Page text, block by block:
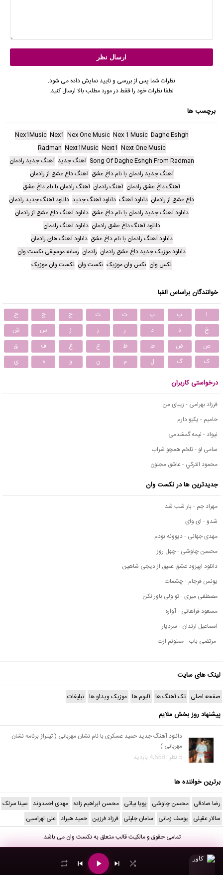
نظرات شما پس از بررسی و تایید نمایش داده می شود.
لطفا نظرات خود را فقط در مورد مطلب بالا ارسال کنید.
برچسب ها
Daghe Eshgh
Nex 1 Music
Nex One Music
Nex1
Nex1Music
Next One Music
Next1
Next1Music
Radman
Song Of Daghe Eshgh From Radman آهنگ جدید آهنگ جدید رادمان
آهنگ جدید رادمان با نام داغ عشق آهنگ داغ عشق از رادمان
آهنگ داغ عشق رادمان آهنگ رادمان آهنگ رادمان با نام داغ عشق
داغ عشق از رادمان دانلود آهنگ دانلود آهنگ جدید دانلود آهنگ جدید رادمان
دانلود آهنگ جدید رادمان با نام داغ عشق دانلود آهنگ داغ عشق از رادمان
دانلود آهنگ داغ عشق رادمان دانلود آهنگ رادمان
دانلود آهنگ رادمان با نام داغ عشق دانلود آهنگ های رادمان
دانلود موزیک جدید داغ عشق رادمان رادمان رسانه موسیقی نکست وان
نکس وان نکس وان موزیک نکست وان نکست وان موزیک
خوانندگان براساس الفبا
ا ب پ ت ث ج چ
ح
خ
د ذ ر ز ژ س
ش
ص
ض ط ظ ع غ ف
ق
ک
گ ل م ن و ه ی
درخواستی کاربران
فرزاد بهرامی - زیبای من
حامیم - یکیو دارم
نیواد - نیمه گمشدمی
سامی لو - تلخم همچو شراب
محمود التركي - عاشق مجنون
جدیدترین ها در نکست وان
مهراد جم - باز شب شد
شدو - ای وای
مهدی جهانی - دیوونه بودم
محسن چاوشی - چهل روز
دانلود اپیزود عشق عمیق از دیجی شاهین
یونس فرجام - چشمات
مصطفی میری - تو ولی باور نکن
مسعود فراهانی - آواره
اسماعیل ارندان - سردیار
مرتضی باب - ممنونم ازت
لینک های سایت
صفحه اصلی تک آهنگ ها آلبوم ها موزیک ویدئو ها تبلیغات
پیشنهاد روز بخش ملایم
دانلود آهنگ جدید حمید عسکری با نام نشان مهربانی ( تیتراژ برنامه نشان
مهربانی )
5 نظر | 4,658 بازدید
برترین خواننده ها
رضا صادقی محسن چاوشی پویا بیاتی محسن ابراهیم زاده مهدی احمدوند سینا سرلک
سالار عقیلی یوسف زمانی سامان جلیلی فرزاد فرزین حمید هیراد علی لهراسبی
تمامی حقوق و مالکیت قالب متعلق بهنکست وانمی باشد.